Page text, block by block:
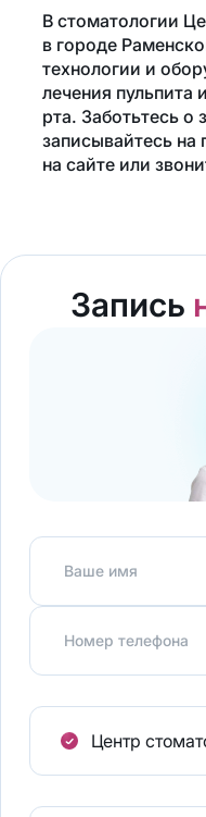
В стоматологии
в городе
технологии и
лечения пульпита
рта. Заботьтесь
записывайтесь
на сайте или
Запись
Ваше имя
Номер телефона
Центр